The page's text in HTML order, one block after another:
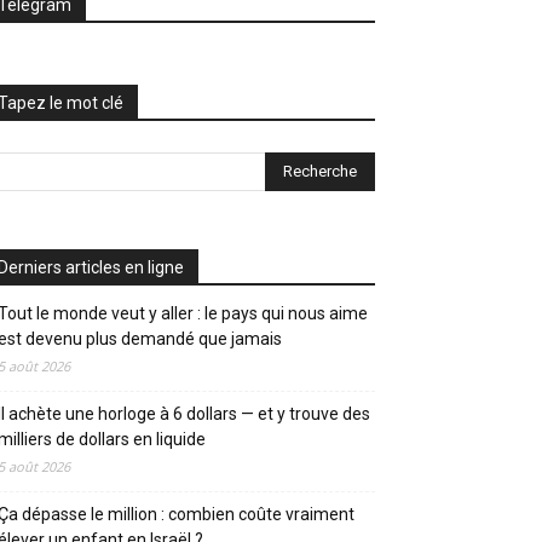
le mot clé
articles en ligne
le monde veut y aller : le pays qui nous aime
devenu plus demandé que jamais
août 2026
achète une horloge à 6 dollars — et y trouve des
de dollars en liquide
août 2026
dépasse le million : combien coûte vraiment